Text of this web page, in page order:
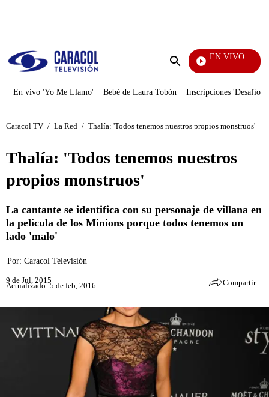
Enviar
EN VIVO
En vivo 'Yo Me Llamo' Bebé de Laura Tobón Inscripciones 'Desafío'
Caracol TV / La Red / Thalía: 'Todos tenemos nuestros propios monstruos'
Thalía: 'Todos tenemos nuestros
propios monstruos'
La cantante se identifica con su personaje de villana en
la película de los Minions porque todos tenemos un
lado 'malo'
Por: Caracol Televisión
9 de Jul, 2015
Actualizado: 5 de feb, 2016 Compartir